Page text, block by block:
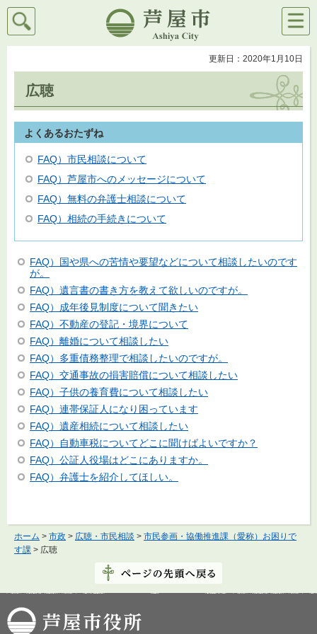
芦屋市
検索
メニ
ュー
更新日：2020年1月10日
広聴
よくあるおたずね
FAQ）市民相談について
FAQ）芦屋市へのメッセージについて
FAQ）無料の弁護士相談について
FAQ）相続の手続きについて
FAQ）国や県への苦情や要望などについて相談したいのです
が。
FAQ）遺言書の書き方を教えて欲しいのですが。
FAQ）成年後見制度について聞きたい
FAQ）不動産の登記・境界について
FAQ）離婚について相談したい
FAQ）多重債務整理で相談したいのですが。
FAQ）交通事故の損害賠償について相談したい
FAQ）子供の養育費について相談したい
FAQ）連帯保証人になり困っています
FAQ）遺産相続について相談したい
FAQ）自動車税についてどこに聞けばよいですか？
FAQ）公証人役場はどこにありますか。
FAQ）弁護士を紹介してほしい。
ホーム > 市政 > 広聴・市民相談 > 市民参画・協働推進課（愛称）お困りで
す課 > 広聴
芦屋市役所